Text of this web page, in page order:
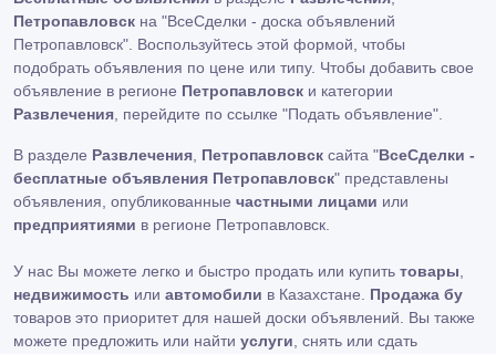
Петропавловск на "ВсеСделки - доска объявлений
Петропавловск". Воспользуйтесь этой формой, чтобы
подобрать объявления по цене или типу. Чтобы добавить свое
объявление в регионе Петропавловск и категории
Развлечения , перейдите по ссылке "Подать объявление"
В разделе Развлечения Петропавловск сайта "ВсеСделки -
бесплатные объявления Петропавловск" представлены
объявления, опубликованные частными лицами или
предприятиями в регионе Петропавловск.
У нас Вы можете легко и быстро продать или купить товары
недвижимость или автомобили в Казахстане. Продажа бу
товаров это приоритет для нашей доски объявлений. Вы также
можете предложить или найти услуги , снять или сдать